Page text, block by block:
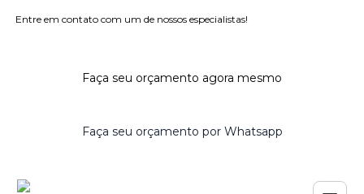
Entre em contato com um de nossos especialistas!
Faça seu orçamento agora mesmo
Faça seu orçamento por Whatsapp